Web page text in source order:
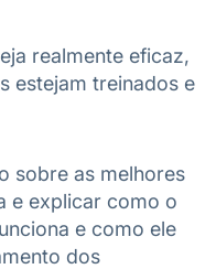
realmente eficaz,
estejam treinados e
sobre as melhores
e explicar como o
e como ele
dos